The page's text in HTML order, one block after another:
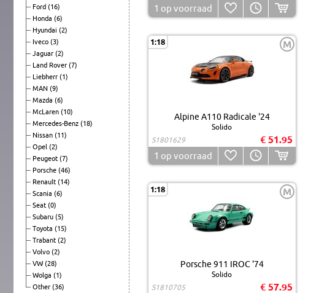
Ford (16)
Honda (6)
Hyundai (2)
Iveco (3)
Jaguar (2)
Land Rover (7)
Liebherr (1)
MAN (9)
Mazda (6)
McLaren (10)
Mercedes-Benz (18)
Nissan (11)
Opel (2)
Peugeot (7)
Porsche (46)
Renault (14)
Scania (6)
Seat (0)
Subaru (5)
Toyota (15)
Trabant (2)
Volvo (2)
VW (28)
Wolga (1)
Other (36)
1 op voorraad
1:18 M
Alpine A110 Radicale '24
Solido
S1801629
€ 51.95
1 op voorraad
1:18 M
Porsche 911 IROC '74
Solido
S1810705
€ 57.95